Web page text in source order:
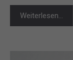
Weiterlesen…